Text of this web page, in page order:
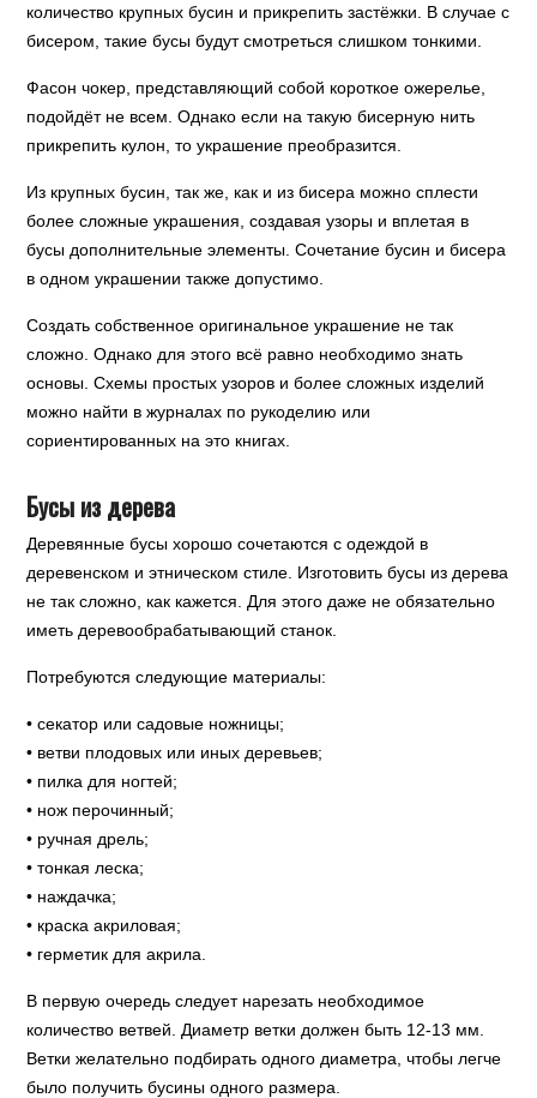
количество крупных бусин и прикрепить застёжки. В случае с
бисером, такие бусы будут смотреться слишком тонкими.
Фасон чокер, представляющий собой короткое ожерелье,
подойдёт не всем. Однако если на такую бисерную нить
прикрепить кулон, то украшение преобразится.
Из крупных бусин, так же, как и из бисера можно сплести
более сложные украшения, создавая узоры и вплетая в
бусы дополнительные элементы. Сочетание бусин и бисера
в одном украшении также допустимо.
Создать собственное оригинальное украшение не так
сложно. Однако для этого всё равно необходимо знать
основы. Схемы простых узоров и более сложных изделий
можно найти в журналах по рукоделию или
сориентированных на это книгах.
Бусы из дерева
Деревянные бусы хорошо сочетаются с одеждой в
деревенском и этническом стиле. Изготовить бусы из дерева
не так сложно, как кажется. Для этого даже не обязательно
иметь деревообрабатывающий станок.
Потребуются следующие материалы:
• секатор или садовые ножницы;
• ветви плодовых или иных деревьев;
• пилка для ногтей;
• нож перочинный;
• ручная дрель;
• тонкая леска;
• наждачка;
• краска акриловая;
• герметик для акрила.
В первую очередь следует нарезать необходимое
количество ветвей. Диаметр ветки должен быть 12-13 мм.
Ветки желательно подбирать одного диаметра, чтобы легче
было получить бусины одного размера.